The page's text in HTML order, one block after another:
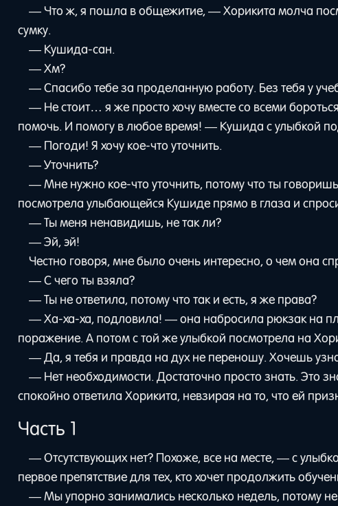
— Что ж, я пошла в общежитие, — Хорикита молча
сумку.
— Кушида-сан.
— Хм?
— Спасибо тебе за проделанную работу. Без тебя у
— Не стоит… я же просто хочу вместе со всеми
помочь. И помогу в любое время! — Кушида с улыбкой
— Погоди! Я хочу кое-что уточнить.
— Уточнить?
— Мне нужно кое-что уточнить, потому что ты
посмотрела улыбающейся Кушиде прямо в глаза и
— Ты меня ненавидишь, не так ли?
— Эй, эй!
Честно говоря, мне было очень интересно, о чем она
— С чего ты взяла?
— Ты не ответила, потому что так и есть, я же права?
— Ха-ха-ха, подловила! — она набросила рюкзак на
поражение. А потом с той же улыбкой посмотрела на
— Да, я тебя и правда на дух не переношу. Хочешь
— Нет необходимости. Достаточно просто знать. Это
спокойно ответила Хорикита, невзирая на то, что ей
Часть 1
— Отсутствующих нет? Похоже, все на месте, — с
первое препятствие для тех, кто хочет продолжить
— Мы упорно занимались несколько недель, потому не